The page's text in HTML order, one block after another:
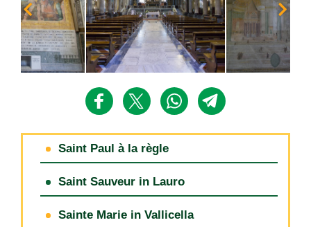
Saint Paul à la règle
Saint Sauveur in Lauro
Sainte Marie in Vallicella